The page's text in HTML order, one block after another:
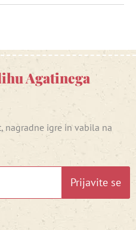
Agatinega
nagradne igre in vabila na
Prijavite se